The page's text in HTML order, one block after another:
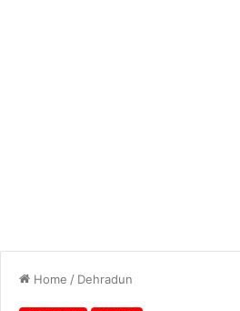
Home / Dehradun